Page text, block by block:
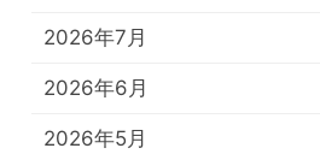
2026年7月
2026年6月
2026年5月